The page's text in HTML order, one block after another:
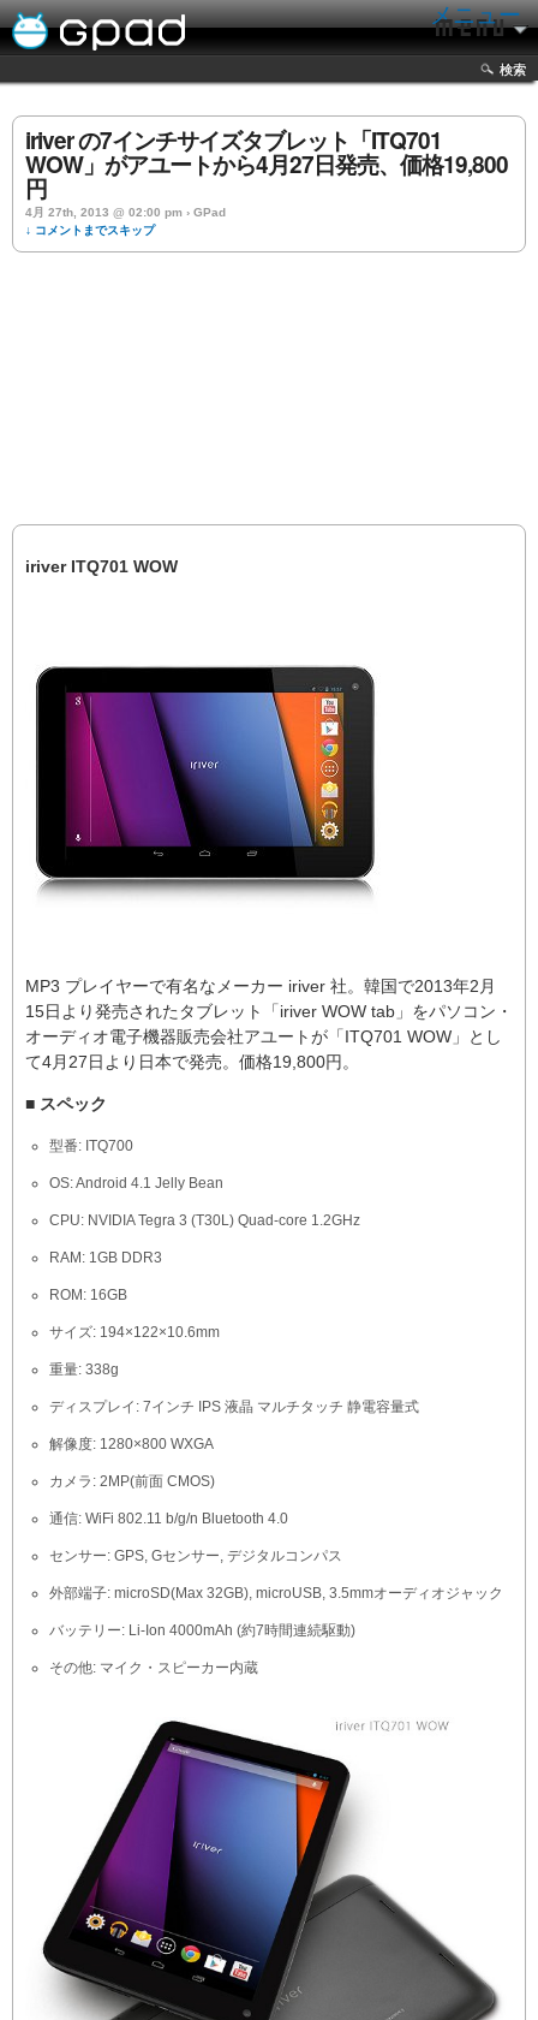
メニュー
検索
iriver の7インチサイズタブレット「ITQ701
WOW」がアユートから4月27日発売、価格19,800
円
4月 27th, 2013 @ 02:00 pm › GPad
↓ コメントまでスキップ
iriver ITQ701 WOW
MP3 プレイヤーで有名なメーカー iriver 社。韓国で2013年2月
15日より発売されたタブレット「iriver WOW tab」をパソコン・
オーディオ電子機器販売会社アユートが「ITQ701 WOW」とし
て4月27日より日本で発売。価格19,800円。
■ スペック
型番: ITQ700
OS: Android 4.1 Jelly Bean
CPU: NVIDIA Tegra 3 (T30L) Quad-core 1.2GHz
RAM: 1GB DDR3
ROM: 16GB
サイズ: 194×122×10.6mm
重量: 338g
ディスプレイ: 7インチ IPS 液晶 マルチタッチ 静電容量式
解像度: 1280×800 WXGA
カメラ: 2MP(前面 CMOS)
通信: WiFi 802.11 b/g/n Bluetooth 4.0
センサー: GPS, Gセンサー, デジタルコンパス
外部端子: microSD(Max 32GB), microUSB, 3.5mmオーディオジャック
バッテリー: Li-Ion 4000mAh (約7時間連続駆動)
その他: マイク・スピーカー内蔵